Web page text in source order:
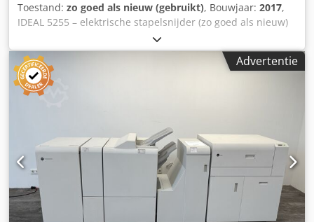
Toestand: zo goed als nieuw (gebruikt), Bouwjaar: 2017,
IDEAL 5255 – elektrische stapelsnijder (zo goed als nieuw)
Snijlengte 520 mm, snijhoogte 80 mm Professioneel
uitgeruste stapelsnijder met automatische pers,
elektrische achteraanslag met touchpad en
programmabesturing Snijlengte: 520 mm Inlegdiepte: 520
mm Snijhoogte: 80 mm Reststuk: 35 mm
automatische pers elektrisch bediende achteraanslag met
touchpad meertalige gebruikersinterface en digitale
maatweergave maataanduiding in cm/inch
(weergavenauwkeurigheid 0,1 mm) Directe maatinvoer via
numeriek toetsenblok 99 programma’s met elk 99
programmasteps (tot 15 ketenmaten kunnen als 1
programmastep worden opgeslagen) Crodpoxwd Htjfx Am
Advertentie